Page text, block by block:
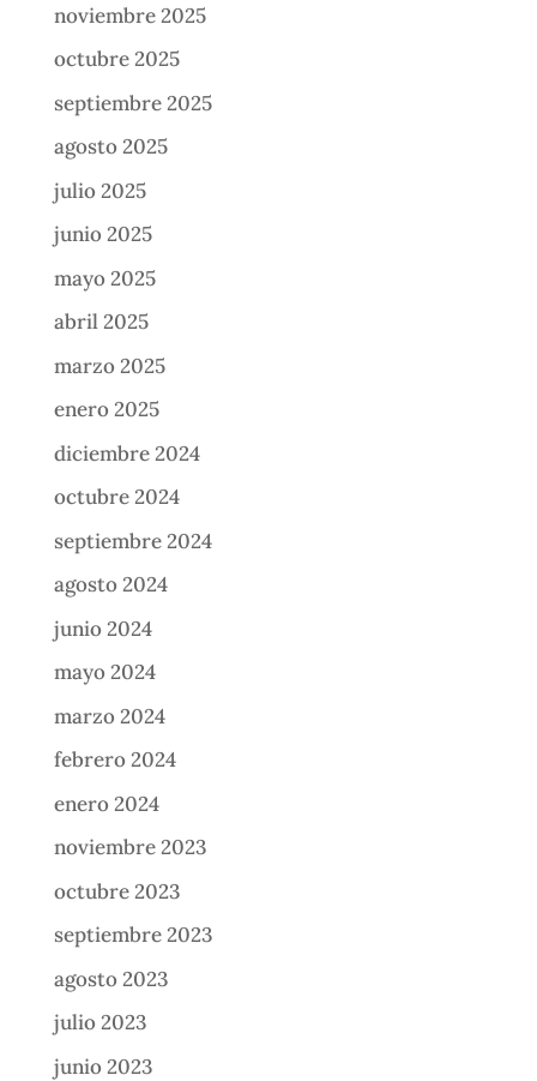
noviembre 2025
octubre 2025
septiembre 2025
agosto 2025
julio 2025
junio 2025
mayo 2025
abril 2025
marzo 2025
enero 2025
diciembre 2024
octubre 2024
septiembre 2024
agosto 2024
junio 2024
mayo 2024
marzo 2024
febrero 2024
enero 2024
noviembre 2023
octubre 2023
septiembre 2023
agosto 2023
julio 2023
junio 2023